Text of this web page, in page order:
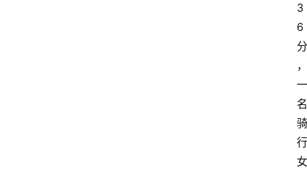
3
6
分
，
一
名
骑
行
女